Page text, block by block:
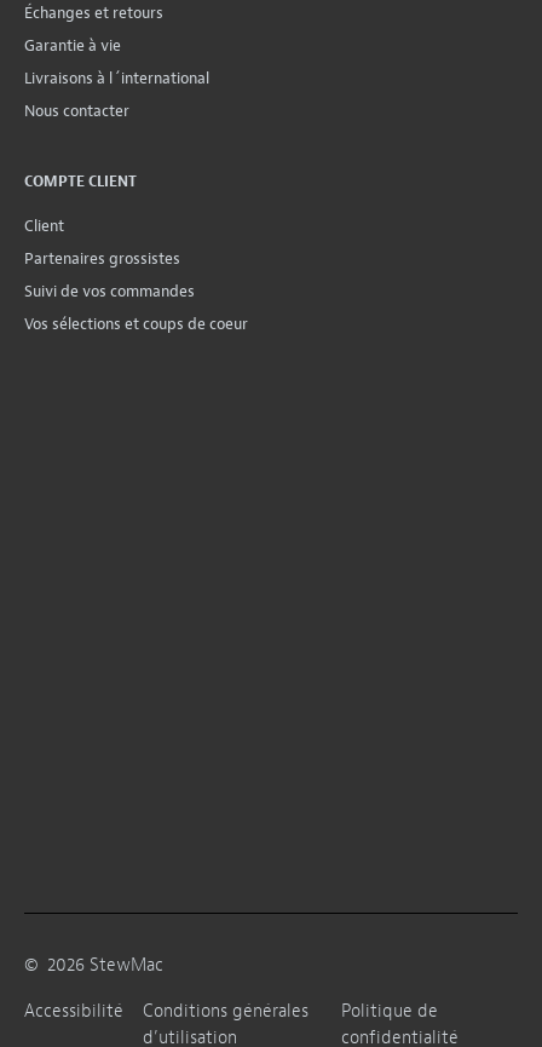
Échanges et retours
Garantie à vie
Livraisons à l´international
Nous contacter
COMPTE CLIENT
Client
Partenaires grossistes
Suivi de vos commandes
Vos sélections et coups de coeur
© 2026 StewMac
Accessibilité
Conditions générales
d’utilisation
Politique de
confidentialité